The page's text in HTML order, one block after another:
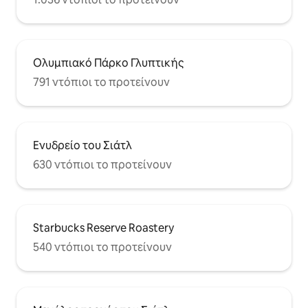
εργαζόμενους κατά τη διάρκεια της
ημέρας. Τα βράδια είναι ήσυχα και
Ολυμπιακό Πάρκο Γλυπτικής
791 ντόπιοι το προτείνουν
Ενυδρείο του Σιάτλ
630 ντόπιοι το προτείνουν
Starbucks Reserve Roastery
540 ντόπιοι το προτείνουν